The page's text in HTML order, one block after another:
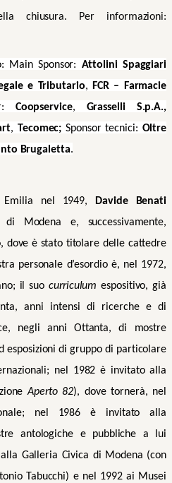
chiusura. Per informazioni:
Main Sponsor: Attolini Spaggiari
e Tributario,
FCR – Farmacie
Coopservice, Grasselli S.p.A.,
,Tecomec;Sponsor tecnici: Oltre
Brugaletta.
Emilia nel 1949,
Davide Benati
Modena e, successivamente,
dove è stato titolare delle cattedre
personale d’esordio è, nel 1972,
il suocurriculum espositivo, già
anni intensi di ricerche e di
negli anni Ottanta, di mostre
esposizioni di gruppo di particolare
nel 1982 è invitato alla
Aperto 82), dove tornerà, nel
nel 1986 è invitato alla
antologiche e pubbliche a lui
Galleria Civica di Modena (con
Tabucchi) e nel 1992 ai Musei